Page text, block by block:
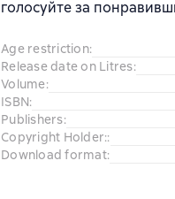
голосуйте за
Age restriction:
Release date on Litres:
Volume:
ISBN:
Publishers:
Copyright Holder::
Download format: